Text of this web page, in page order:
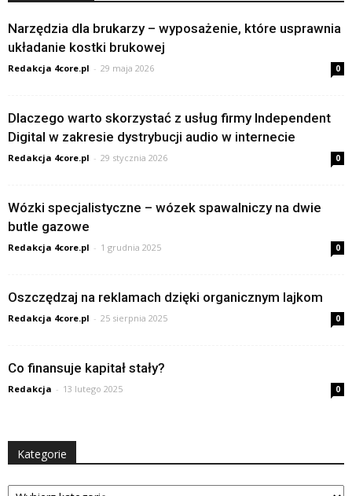
Narzędzia dla brukarzy – wyposażenie, które usprawnia
układanie kostki brukowej
Redakcja 4core.pl - 29 maja 2026 0
Dlaczego warto skorzystać z usług firmy Independent
Digital w zakresie dystrybucji audio w internecie
Redakcja 4core.pl - 29 stycznia 2026 0
Wózki specjalistyczne – wózek spawalniczy na dwie
butle gazowe
Redakcja 4core.pl - 1 grudnia 2025 0
Oszczędzaj na reklamach dzięki organicznym lajkom
Redakcja 4core.pl - 25 sierpnia 2025 0
Co finansuje kapitał stały?
Redakcja - 13 lutego 2025 0
Kategorie
Kategorie